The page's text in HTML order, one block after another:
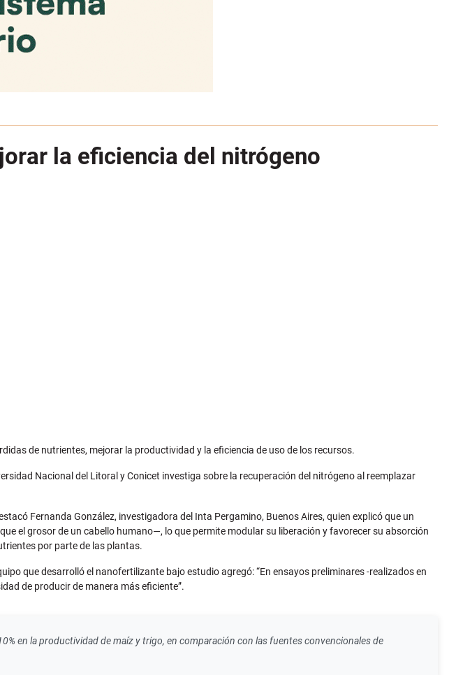
la eficiencia del nitrógeno
de nutrientes, mejorar la productividad y la eficiencia de uso de los recursos.
Nacional del Litoral y Conicet investiga sobre la recuperación del nitrógeno al reemplazar
Fernanda González, investigadora del Inta Pergamino, Buenos Aires, quien explicó que un
el grosor de un cabello humano—, lo que permite modular su liberación y favorecer su absorción
por parte de las plantas.
que desarrolló el nanofertilizante bajo estudio agregó: “En ensayos preliminares -realizados en
de producir de manera más eficiente”.
en la productividad de maíz y trigo, en comparación con las fuentes convencionales de